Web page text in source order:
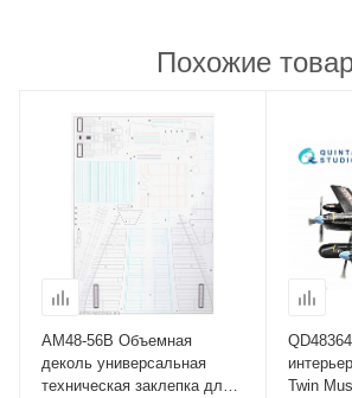
Похожие
AM48-56B Объемная
деколь универсальная
техническая заклепка для
Twin